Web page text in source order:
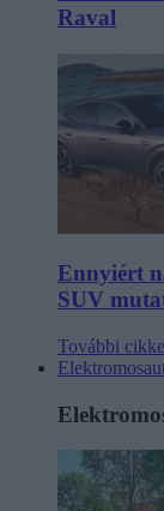
Raval
Ennyiért
SUV
További